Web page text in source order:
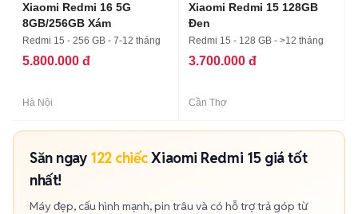
Xiaomi Redmi 16 5G
8GB/256GB Xám
Redmi 15 - 256 GB - 7-12 tháng
5.800.000 đ
Hà Nội
Xiaomi Redmi 15 128GB
Đen
Redmi 15 - 128 GB - >12 tháng
3.700.000 đ
Cần Thơ
Săn ngay 122 chiếcXiaomi Redmi 15 giá tốt
nhất!
Máy đẹp, cấu hình mạnh, pin trâu và có hỗ trợ trả góp từ